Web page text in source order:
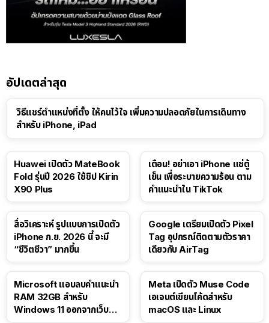
อัปเดตล่าสุด
วิธีแชร์ตำแหน่งที่ตั้ง ให้คนไว้ใจ เพิ่มความปลอดภัยในการเดินทาง
สำหรับ iPhone, iPad
Huawei เปิดตัว MateBook
Fold รุ่นปี 2026 ใช้ชิป Kirin
X90 Plus
เตือน! อย่าเอา iPhone แช่ตู้
เย็น เพื่อระบายความร้อน ตาม
คำแนะนำใน TikTok
สื่อวิเคราะห์ รูปแบบการเปิดตัว
iPhone ก.ย. 2026 นี้ จะมี
“ชีวิตชีวา” มากขึ้น
Google เตรียมเปิดตัว Pixel
Tag อุปกรณ์ติดตามตัวราคา
เดียวกับ AirTag
Microsoft แอบลบคำแนะนำ
RAM 32GB สำหรับ
Windows 11 ออกจากเว็บตัว
Meta เปิดตัว Muse Code
เอเจนต์เขียนโค้ดสำหรับ
macOS และ Linux